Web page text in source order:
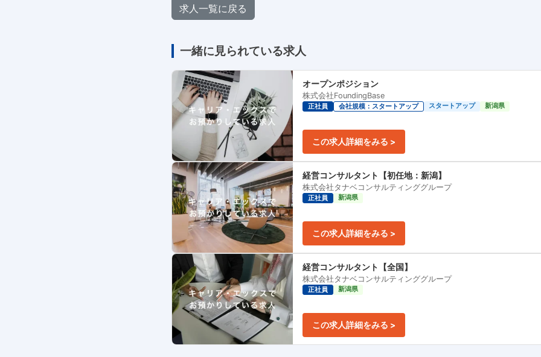
求人一覧に戻る
一緒に見られている求人
オープンポジション
株式会社FoundingBase
正社員 会社規模：スタートアップ スタートアップ 新潟県
この求人詳細をみる >
経営コンサルタント【初任地：新潟】
株式会社タナベコンサルティンググループ
正社員 新潟県
この求人詳細をみる >
経営コンサルタント【全国】
株式会社タナベコンサルティンググループ
正社員 新潟県
この求人詳細をみる >